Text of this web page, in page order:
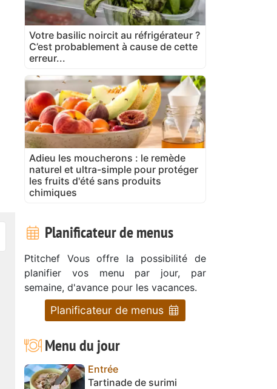
Votre basilic noircit au réfrigérateur ?
C’est probablement à cause de cette
erreur...
Adieu les moucherons : le remède
naturel et ultra-simple pour protéger
les fruits d'été sans produits
chimiques
Planificateur de menus
Ptitchef Vous offre la possibilité de
planifier vos menu par jour, par
semaine, d'avance pour les vacances.
Planificateur de menus
Menu du jour
Entrée
Tartinade de surimi